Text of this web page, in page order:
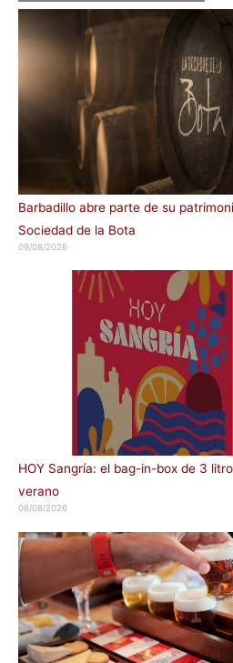
Barbadillo abre parte de su
Sociedad de la Bota
09/08/2026
HOY Sangría: el bag-in-box de 3
verano
08/08/2026